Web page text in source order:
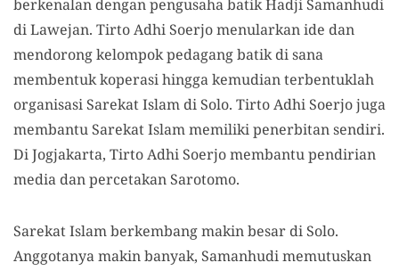
berkenalan dengan pengusaha batik Hadji Samanhudi
di Lawejan. Tirto Adhi Soerjo menularkan ide dan
mendorong kelompok pedagang batik di sana
membentuk koperasi hingga kemudian terbentuklah
organisasi Sarekat Islam di Solo. Tirto Adhi Soerjo juga
membantu Sarekat Islam memiliki penerbitan sendiri.
Di Jogjakarta, Tirto Adhi Soerjo membantu pendirian
media dan percetakan Sarotomo.
Sarekat Islam berkembang makin besar di Solo.
Anggotanya makin banyak, Samanhudi memutuskan